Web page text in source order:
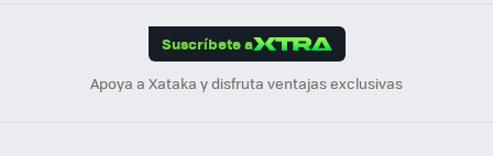
Suscríbete a
Apoya a Xataka y disfruta ventajas exclusivas